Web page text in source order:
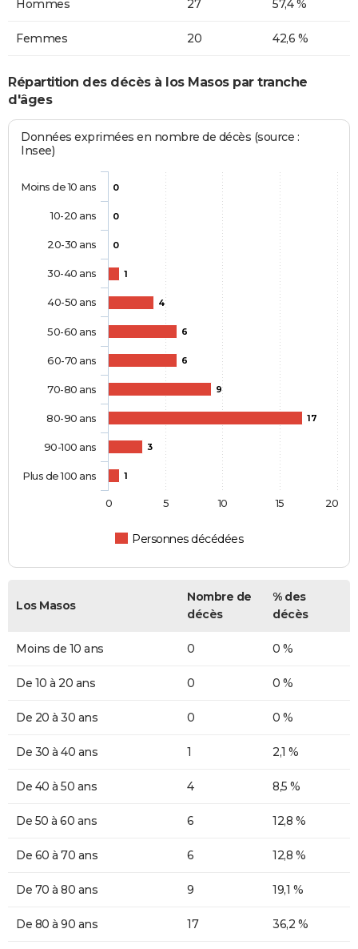
Hommes 27 57,4 %
Femmes 20 42,6 %
Répartition des décès à los Masos par tranche
d'âges
Données exprimées en nombre de décès (source :
Insee)
0
0
0
1
4
6
6
9
17
3
1
Personnes décédées
Moins de 10 ans
10-20 ans
20-30 ans
30-40 ans
40-50 ans
50-60 ans
60-70 ans
70-80 ans
80-90 ans
90-100 ans
Plus de 100 ans
0 5 10 15 20
Los Masos
Nombre de
décès
% des
décès
Moins de 10 ans 0 0 %
De 10 à 20 ans 0 0 %
De 20 à 30 ans 0 0 %
De 30 à 40 ans 1 2,1 %
De 40 à 50 ans 4 8,5 %
De 50 à 60 ans 6 12,8 %
De 60 à 70 ans 6 12,8 %
De 70 à 80 ans 9 19,1 %
De 80 à 90 ans 17 36,2 %